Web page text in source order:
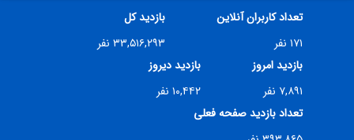
تعداد کاربران آنلاین
۱۷۱ نفر
بازدید کل
۳۳,۵۱۶,۲۹۳ نفر
بازدید امروز
۷,۸۹۱ نفر
بازدید دیروز
۱۰,۴۴۲ نفر
تعداد بازدید صفحه فعلی